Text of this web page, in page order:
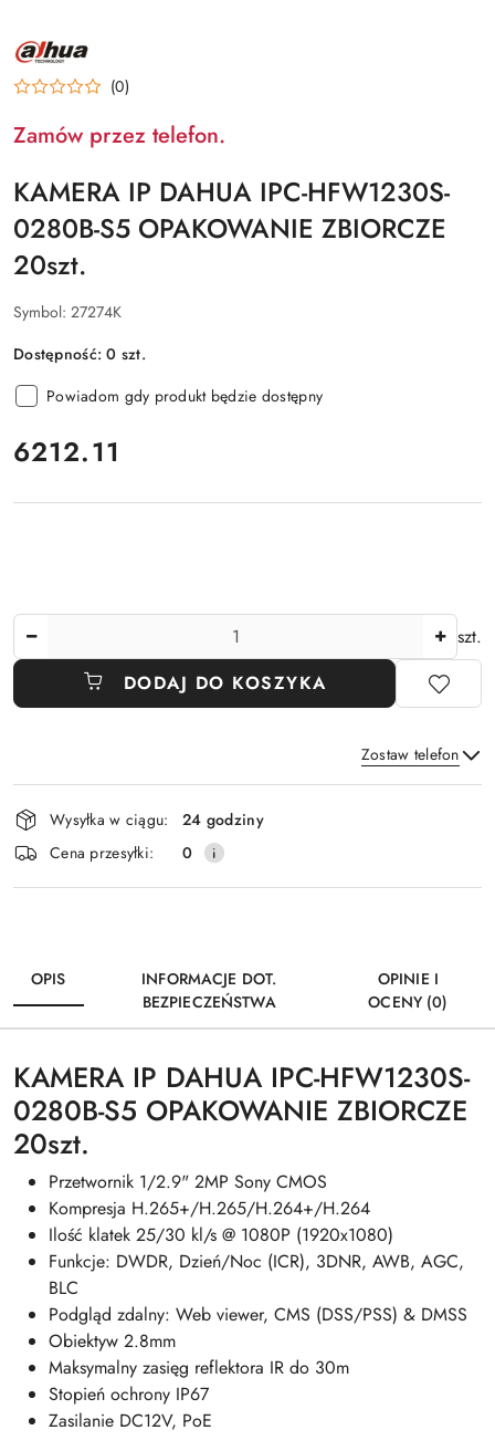
NAZWA
PRODUCENTA:
DAHUA
(0)
Zamów przez telefon.
KAMERA IP DAHUA IPC-HFW1230S-
0280B-S5 OPAKOWANIE ZBIORCZE
20szt.
Symbol: 27274K
Dostępność:0 szt.
Powiadom gdy produkt będzie dostępny
cena:
6212.11
szt.
DODAJ DO KOSZYKA
Zostaw telefon
Wyślij
Dostępność
i
dostawa
Wysyłka w ciągu:
24 godziny
Cena przesyłki:
0
OPIS
INFORMACJE DOT.
BEZPIECZEŃSTWA
OPINIE I
OCENY (0)
KAMERA IP DAHUA IPC-HFW1230S-
0280B-S5 OPAKOWANIE ZBIORCZE
20szt.
Przetwornik 1/2.9" 2MP Sony CMOS
Kompresja H.265+/H.265/H.264+/H.264
Ilość klatek 25/30 kl/s @ 1080P (1920x1080)
Funkcje: DWDR, Dzień/Noc (ICR), 3DNR, AWB, AGC,
BLC
Podgląd zdalny: Web viewer, CMS (DSS/PSS) & DMSS
Obiektyw 2.8mm
Maksymalny zasięg reflektora IR do 30m
Stopień ochrony IP67
Zasilanie DC12V, PoE